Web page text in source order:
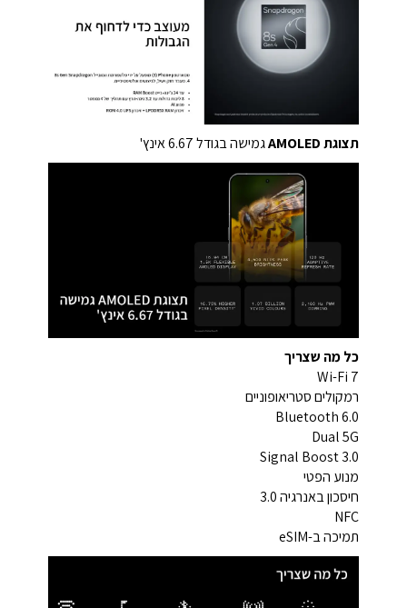
תצוגת AMOLED גמישה בגודל 6.67 אינץ'
כל מה שצריך
Wi-Fi 7
רמקולים סטריאופוניים
Bluetooth 6.0
Dual 5G
Signal Boost 3.0
מנוע הפטי
חיסכון באנרגיה 3.0
NFC
תמיכה ב-eSIM